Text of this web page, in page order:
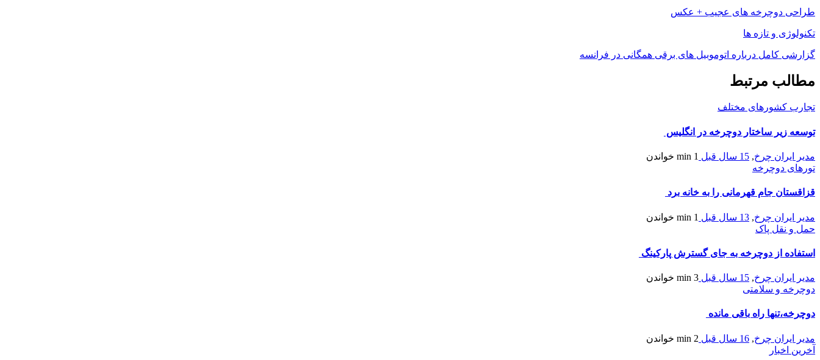
طراحی دوچرخه های عجیب + عکس
تکنولوژی و تازه ها
گزارشی کامل درباره اتوموبیل های برقی همگانی در فرانسه
مطالب مرتبط
تجارب کشورهای مختلف
توسعه زیر ساختار دوچرخه در انگلیس
مدیر ایران چرخ, 15 سال قبل 1 min
خواندن
تورهای دوچرخه
قزاقستان جام قهرمانی را به خانه برد
مدیر ایران چرخ, 13 سال قبل 1 min
خواندن
حمل و نقل پاک
استفاده از دوچرخه به جای گسترش پارکینگ‌
مدیر ایران چرخ, 15 سال قبل 3 min
خواندن
دوچرخه و سلامتی
دوچرخه،تنها راه باقی مانده
مدیر ایران چرخ, 16 سال قبل 2 min
خواندن
آخرین اخبار